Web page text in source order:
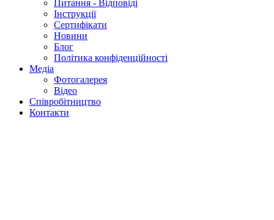
Питання - Відповіді
Інструкції
Сертифікати
Новини
Блог
Політика конфіденційності
Медіа
Фотогалерея
Відео
Співробітництво
Контакти